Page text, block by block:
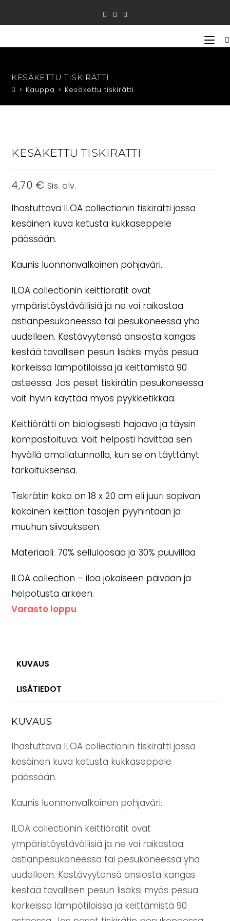
KESÄKETTU TISKIRÄTTI
> Kauppa > Kesäkettu tiskirätti
KESÄKETTU TISKIRÄTTI
4,70 € Sis. alv.
Ihastuttava ILOA collectionin tiskirätti jossa
kesäinen kuva ketusta kukkaseppele
päässään.
Kaunis luonnonvalkoinen pohjaväri.
ILOA collectionin keittiörätit ovat
ympäristöystävällisiä ja ne voi raikastaa
astianpesukoneessa tai pesukoneessa yhä
uudelleen. Kestävyytensä ansiosta kangas
kestää tavallisen pesun lisäksi myös pesua
korkeissa lämpötiloissa ja keittämistä 90
asteessa. Jos peset tiskirätin pesukoneessa
voit hyvin käyttää myös pyykkietikkaa.
Keittiörätti on biologisesti hajoava ja täysin
kompostoituva. Voit helposti hävittää sen
hyvällä omallatunnolla, kun se on täyttänyt
tarkoituksensa.
Tiskirätin koko on 18 x 20 cm eli juuri sopivan
kokoinen keittiön tasojen pyyhintään ja
muuhun siivoukseen.
Materiaali: 70% selluloosaa ja 30% puuvillaa
ILOA collection – iloa jokaiseen päivään ja
helpotusta arkeen.
Varasto loppu
KUVAUS
LISÄTIEDOT
KUVAUS
Ihastuttava ILOA collectionin tiskirätti jossa
kesäinen kuva ketusta kukkaseppele
päässään.
Kaunis luonnonvalkoinen pohjaväri.
ILOA collectionin keittiörätit ovat
ympäristöystävällisiä ja ne voi raikastaa
astianpesukoneessa tai pesukoneessa yhä
uudelleen. Kestävyytensä ansiosta kangas
kestää tavallisen pesun lisäksi myös pesua
korkeissa lämpötiloissa ja keittämistä 90